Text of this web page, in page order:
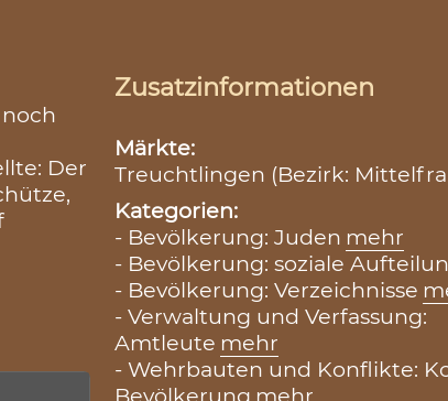
Der
Zusatzinformationen
Märkte:
Treuchtlingen (Bezirk:
Kategorien:
- Bevölkerung: Juden mehr
- Bevölkerung: soziale
- Bevölkerung: Verzeichnisse
- Verwaltung und Verfassung:
Amtleute mehr
- Wehrbauten und Konflikte:
Bevölkerung mehr